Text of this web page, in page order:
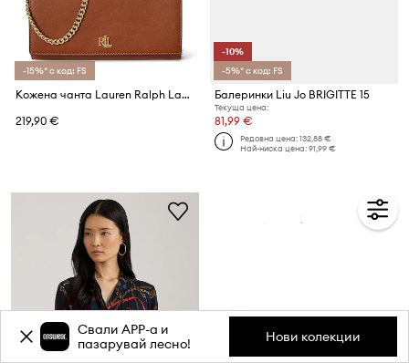
-15%* с код: FS
Кожена чанта Lauren Ralph Lauren
219,90 €
-10%
-5%* с код: FS
Балеринки Liu Jo BRIGITTE 15
Текуща цена:
81,99 €
Редовна цена:132,88 €
Най-ниска цена:91,99 €
Свали APP-a и
пазарувай лесно!
Нови колекции